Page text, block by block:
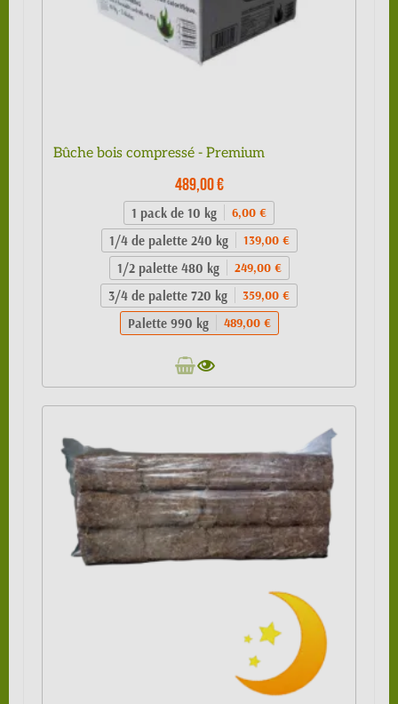
Bûche bois compressé - Premium
489,00 €
1 pack de 10 kg 6,00 €
1/4 de palette 240 kg 139,00 €
1/2 palette 480 kg 249,00 €
3/4 de palette 720 kg 359,00 €
Palette 990 kg 489,00 €